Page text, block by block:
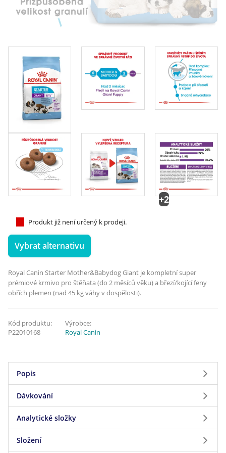
+2
Produkt již není určený k prodeji.
Vybrat alternativu
Royal Canin Starter Mother&Babydog Giant je kompletní super
prémiové krmivo pro štěňata (do 2 měsíců věku) a březí/kojící feny
obřích plemen (nad 45 kg váhy v dospělosti).
Kód produktu:
P22010168
Výrobce:
Royal Canin
Popis
Pokud je vaše fena březí, nebo pokud právě
správnou výživu, která udrží fenu zdravou a
štěňatům poskytne ten nejlepší možný start do
života. Krmivo ROYAL CANIN® Giant Starter
Dávkování
Dávkování
Věk v
Analytické složky
Analytické složky
Složení